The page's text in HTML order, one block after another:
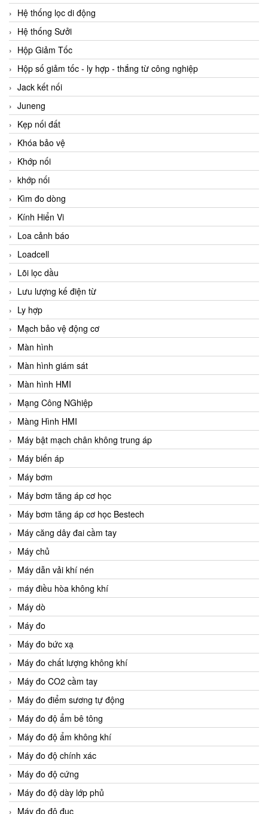
Hệ thống lọc di động
Hệ thống Sưởi
Hộp Giảm Tốc
Hộp số giảm tốc - ly hợp - thắng từ công nghiệp
Jack kết nối
Juneng
Kẹp nối đất
Khóa bảo vệ
Khớp nối
khớp nối
Kìm đo dòng
Kính Hiển Vi
Loa cảnh báo
Loadcell
Lõi lọc dầu
Lưu lượng kế điện từ
Ly hợp
Mạch bảo vệ động cơ
Màn hình
Màn hình giám sát
Màn hình HMI
Mạng Công NGhiệp
Màng Hình HMI
Máy bật mạch chân không trung áp
Máy biến áp
Máy bơm
Máy bơm tăng áp cơ học
Máy bơm tăng áp cơ học Bestech
Máy căng dây đai cầm tay
Máy chủ
Máy dẫn vải khí nén
máy điều hòa không khí
Máy dò
Máy đo
Máy đo bức xạ
Máy đo chất lượng không khí
Máy đo CO2 cầm tay
Máy đo điểm sương tự động
Máy đo độ ẩm bê tông
Máy đo độ ẩm không khí
Máy đo độ chính xác
Máy đo độ cứng
Máy đo độ dày lớp phủ
Máy đo độ đục